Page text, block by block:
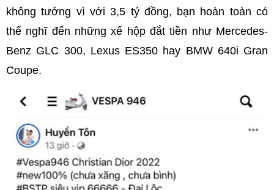
không tưởng vì với 3,5 tỷ đồng, bạn hoàn toàn có
thể nghĩ đến những xế hộp đắt tiền như Mercedes-
Benz GLC 300, Lexus ES350 hay BMW 640i Gran
Coupe.